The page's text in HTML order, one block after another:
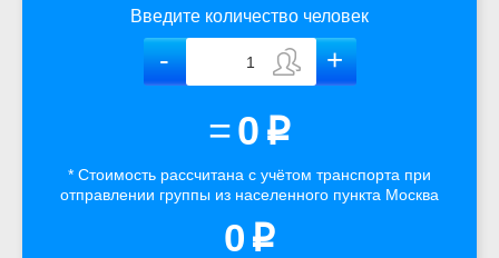
Введите количество человек
=0 p
* Стоимость рассчитана с учётом транспорта при
отправлении группы из населенного пункта Москва
0 p